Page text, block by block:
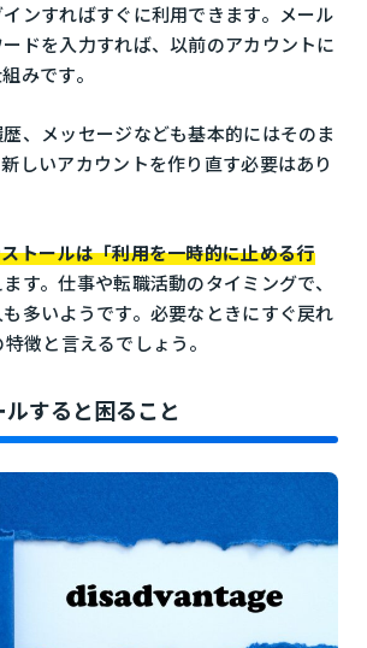
ンすればすぐに利用できます。メール
ドを入力すれば、以前のアカウントに
みです。
、メッセージなども基本的にはそのま
しいアカウントを作り直す必要はあり
トールは「利用を一時的に止める行
す。仕事や転職活動のタイミングで、
多いようです。必要なときにすぐ戻れ
徴と言えるでしょう。
すると困ること